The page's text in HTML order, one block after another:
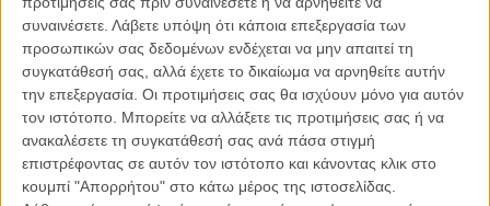
συναινέσετε. Λάβετε υπόψη ότι κάποια επεξεργασία των
προσωπικών σας δεδομένων ενδέχεται να μην απαιτεί τη
συγκατάθεσή σας, αλλά έχετε το δικαίωμα να αρνηθείτε αυτήν
την επεξεργασία. Οι προτιμήσεις σας θα ισχύουν μόνο για αυτόν
τον ιστότοπο. Μπορείτε να αλλάξετε τις προτιμήσεις σας ή να
ανακαλέσετε τη συγκατάθεσή σας ανά πάσα στιγμή
επιστρέφοντας σε αυτόν τον ιστότοπο και κάνοντας κλικ στο
κουμπί "Απορρήτου" στο κάτω μέρος της ιστοσελίδας.
LEGO animation!